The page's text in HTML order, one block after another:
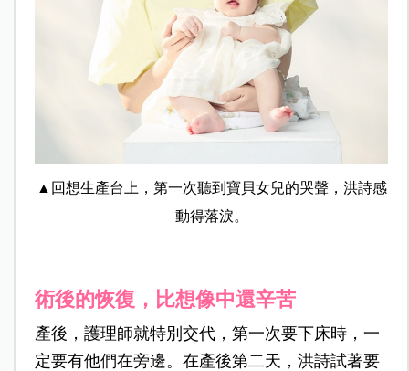
▲回想生產台上，第一次聽到寶貝女兒的哭聲，洪詩感
動得落淚。
術後的恢復，比想像中還辛苦
產後，護理師就特別交代，第一次要下床時，一
定要有他們在旁邊。在產後第二天，洪詩試著要